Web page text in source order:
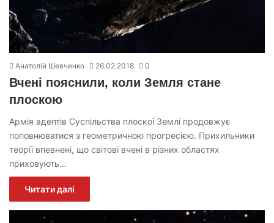
Анатолій Шевченко 26.02.2018 0
Вчені пояснили, коли Земля стане
плоскою
Армія адептів Суспільства плоскої Землі продовжує
поповнюватися з геометричною прогресією. Прихильники
теорії впевнені, що світові вчені в різних областях
приховують…
Читати далі